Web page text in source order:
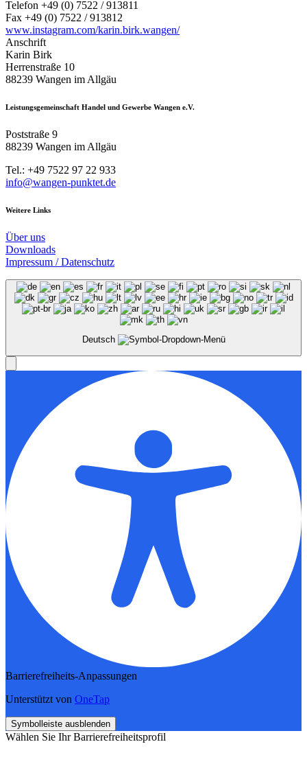
Telefon +49 (0) 7522 / 913811
Fax +49 (0) 7522 / 913812
www.instagram.com/karin.birk.wangen/
Anschrift
Karin Birk
Herrenstraße 10
88239 Wangen im Allgäu
Leistungsgemeinschaft Handel und Gewerbe Wangen e.V.
Poststraße 9
88239 Wangen im Allgäu
Tel.: +49 7522 97 22 933
info@wangen-punktet.de
Weitere Links
Über uns
Downloads
Impressum / Datenschutz
Deutsch
Barrierefreiheits-Anpassungen
Unterstützt von OneTap
Symbolleiste ausblenden
Wählen Sie Ihr Barrierefreiheitsprofil